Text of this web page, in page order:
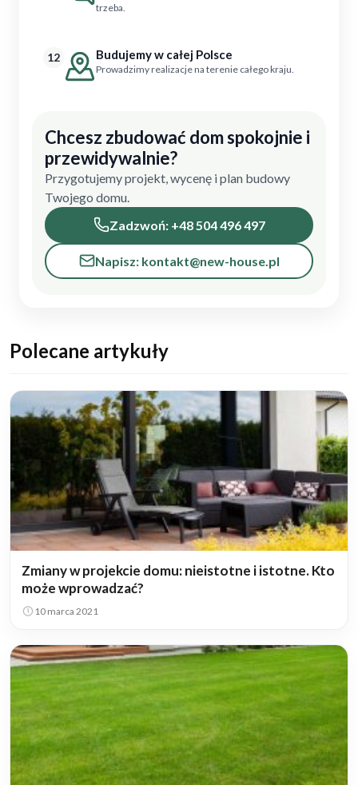
trzeba.
12 Budujemy w całej Polsce
Prowadzimy realizacje na terenie całego kraju.
Chcesz zbudować dom spokojnie i
przewidywalnie?
Przygotujemy projekt, wycenę i plan budowy
Twojego domu.
Zadzwoń: +48 504 496 497
Napisz: kontakt@new-house.pl
Polecane artykuły
Zmiany w projekcie domu: nieistotne i istotne. Kto
może wprowadzać?
10 marca 2021